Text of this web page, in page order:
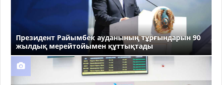
Президент Райымбек ауданының тұрғындарын 90
жылдық мерейтойымен құттықтады